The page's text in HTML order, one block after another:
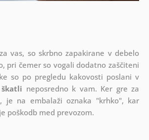
vas, so skrbno zapakirane v debelo
pri čemer so vogali dodatno zaščiteni
so po pregledu kakovosti poslani v
neposredno k vam. Ker gre za
je na embalaži oznaka "krhko", kar
poškodb med prevozom.